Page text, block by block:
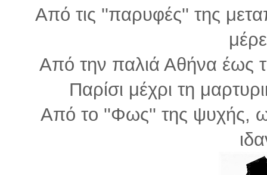
Από τις ''παρυφές'' της
Από την παλιά Αθήνα έως
Παρίσι μέχρι τη
Από το ''Φως'' της ψυχής,